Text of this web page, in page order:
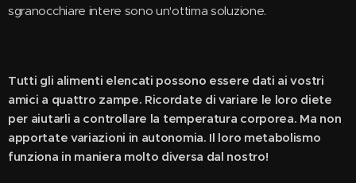
sgranocchiare intere sono un'ottima soluzione.
Tutti gli alimenti elencati possono essere dati ai vostri
amici a quattro zampe. Ricordate di variare le loro diete
per aiutarli a controllare la temperatura corporea. Ma non
apportate variazioni in autonomia. Il loro metabolismo
funziona in maniera molto diversa dal nostro!